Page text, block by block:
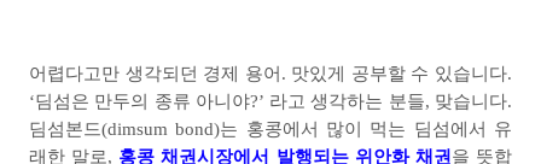
어렵다고만 생각되던 경제 용어 . 맛있게 공부할 수 있습니다.
‘딤섬은 만두의 종류 아니야?’ 라고 생각하는 분들, 맞습니다.
딤섬본드(dimsum bond)는 홍콩에서 많이 먹는 딤섬에서 유
래한 말로, 홍콩 채권시장에서 발행되는 위안화 채권 을 뜻합